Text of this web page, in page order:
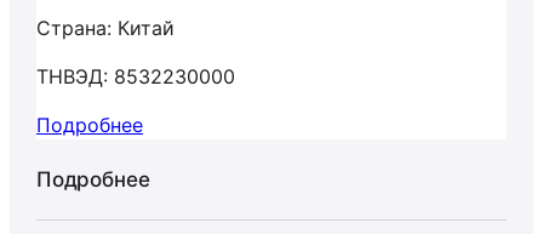
Страна: Китай
ТНВЭД: 8532230000
Подробнее
Подробнее